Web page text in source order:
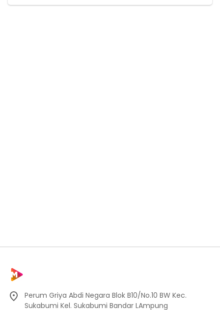
Perum Griya Abdi Negara Blok B10/No.10 BW Kec.
Sukabumi Kel. Sukabumi Bandar LAmpung